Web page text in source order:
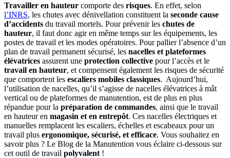
Travailler en hauteur comporte des risques. En effet, selon
l’INRS, les chutes avec dénivellation constituent la seconde cause
d’accidents du travail mortels. Pour prévenir les chutes de
hauteur, il faut donc agir en même temps sur les équipements, les
postes de travail et les modes opératoires. Pour pallier l’absence d’un
plan de travail permanent sécurisé, les nacelles et plateformes
élévatrices assurent une protection collective pour l’accès et le
travail en hauteur, et compensent également les risques de sécurité
que comportent les escaliers mobiles classiques. Aujourd’hui,
l’utilisation de nacelles, qu’il s’agisse de nacelles élévatrices à mât
vertical ou de plateformes de manutention, est de plus en plus
répandue pour la préparation de commandes, ainsi que le travail
en hauteur en magasin et en entrepôt. Ces nacelles électriques et
manuelles remplacent les escaliers, échelles et escabeaux pour un
travail plus ergonomique, sécurisé, et efficace. Vous souhaitez en
savoir plus ? Le Blog de la Manutention vous éclaire ci-dessous sur
cet outil de travail polyvalent !